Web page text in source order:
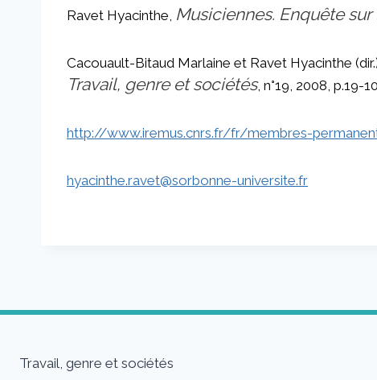
Ravet Hyacinthe, Musiciennes. Enquête
Cacouault-Bitaud Marlaine et Ravet Hyacinthe
Travail, genre et sociétés, n°19, 2008, p.19-
http://www.iremus.cnrs.fr/fr/membres-
hyacinthe.ravet@sorbonne-universite.fr
Travail, genre et sociétés